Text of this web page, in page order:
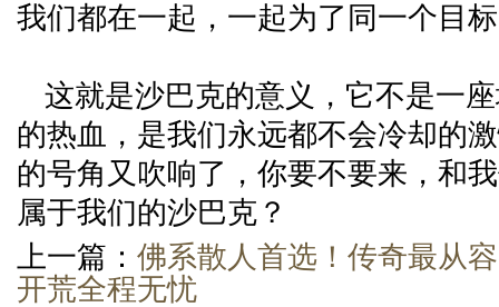
我们都在一起，一起为了同一个目
这就是沙巴克的意义，它不是一
的热血，是我们永远都不会冷却的
的号角又吹响了，你要不要来，和
属于我们的沙巴克？
上一篇： 佛系散人首选！传奇最从
开荒全程无忧